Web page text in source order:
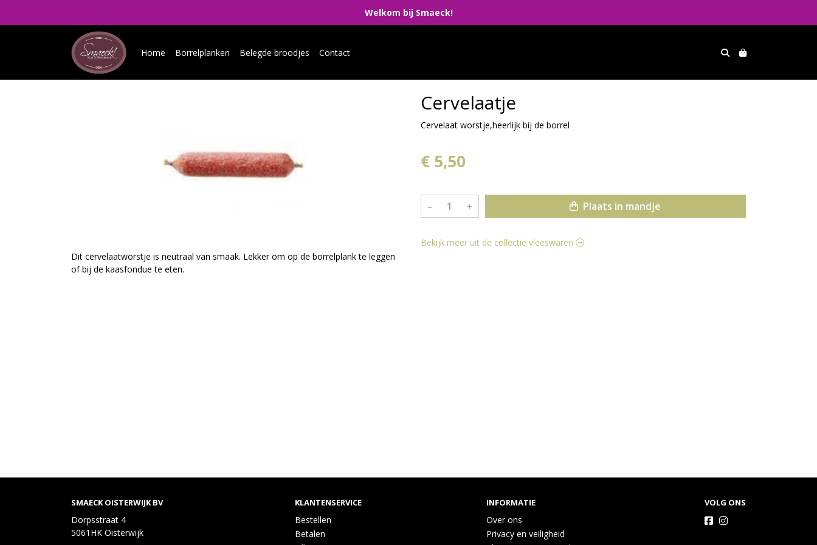
Welkom bij Smaeck!
Home Borrelplanken Belegde broodjes Contact
Dit cervelaatworstje is neutraal van smaak. Lekker om op de borrelplank te leggen
of bij de kaasfondue te eten.
Cervelaatje
Cervelaat worstje,heerlijk bij de borrel
€ 5,50
– + Plaats in mandje
Bekijk meer uit de collectie vleeswaren
SMAECK OISTERWIJK BV
Dorpsstraat 4
5061HK Oisterwijk
KLANTENSERVICE
Bestellen
Betalen
INFORMATIE
Over ons
Privacy en veiligheid
VOLG ONS